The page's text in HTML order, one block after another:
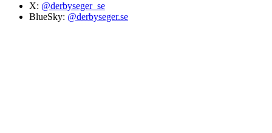
X: @derbyseger_se
BlueSky: @derbyseger.se